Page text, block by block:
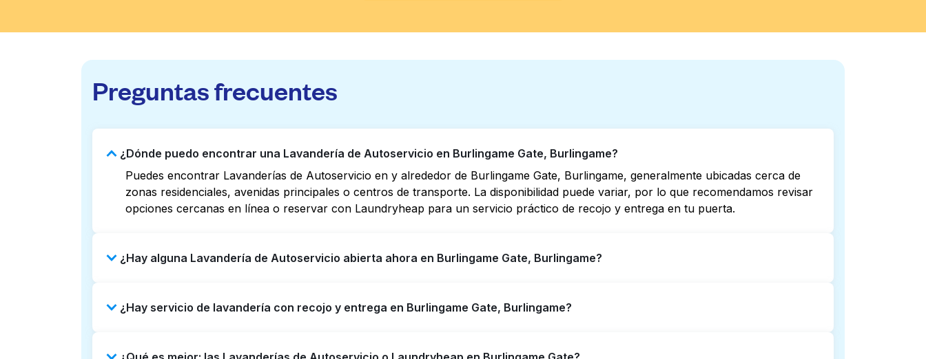
Preguntas frecuentes
¿Dónde puedo encontrar una Lavandería de Autoservicio en Burlingame Gate, Burlingame?
Puedes encontrar Lavanderías de Autoservicio en y alrededor de Burlingame Gate, Burlingame, generalmente ubicadas cerca de
zonas residenciales, avenidas principales o centros de transporte. La disponibilidad puede variar, por lo que recomendamos revisar
opciones cercanas en línea o reservar con Laundryheap para un servicio práctico de recojo y entrega en tu puerta.
¿Hay alguna Lavandería de Autoservicio abierta ahora en Burlingame Gate, Burlingame?
Revisar listados o mapas en línea puede ayudarte a encontrar rápidamente la ubicación abierta más cercana. Como alternativa,
¿Hay servicio de lavandería con recojo y entrega en Burlingame Gate, Burlingame?